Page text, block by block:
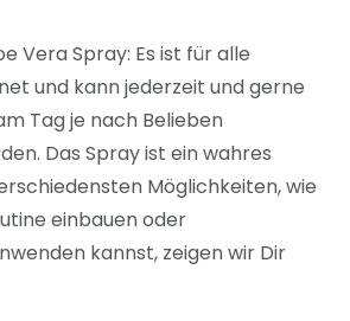
Vera Spray: Es ist für alle
und kann jederzeit und gerne
Tag je nach Belieben
Das Spray ist ein wahres
Möglichkeiten, wie
einbauen oder
kannst, zeigen wir Dir